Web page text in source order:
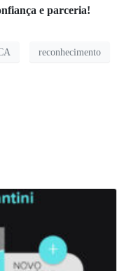
e parceria!
reconhecimento